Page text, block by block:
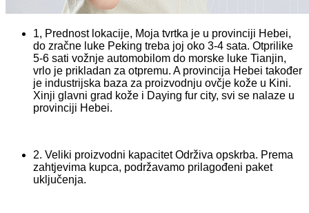
1, Prednost lokacije, Moja tvrtka je u provinciji Hebei,
do zračne luke Peking treba joj oko 3-4 sata. Otprilike
5-6 sati vožnje automobilom do morske luke Tianjin,
vrlo je prikladan za otpremu. A provincija Hebei također
je industrijska baza za proizvodnju ovčje kože u Kini.
Xinji glavni grad kože i Daying fur city, svi se nalaze u
provinciji Hebei.
2. Veliki proizvodni kapacitet Održiva opskrba. Prema
zahtjevima kupca, podržavamo prilagođeni paket
uključenja.